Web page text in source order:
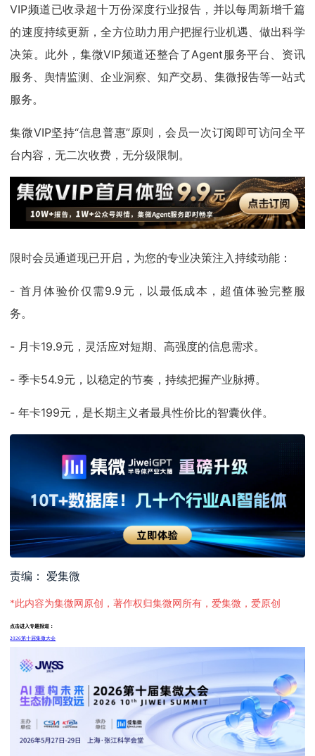
VIP频道已收录超十万份深度行业报告，并以每周新增千篇
的速度持续更新，全方位助力用户把握行业机遇、做出科学
决策。此外，集微VIP频道还整合了Agent服务平台、资讯
服务、舆情监测、企业洞察、知产交易、集微报告等一站式
服务。
集微VIP坚持“信息普惠”原则，会员一次订阅即可访问全平
台内容，无二次收费，无分级限制。
限时会员通道现已开启，为您的专业决策注入持续动能：
- 首月体验价仅需9.9元，以最低成本，超值体验完整服
务。
- 月卡19.9元，灵活应对短期、高强度的信息需求。
- 季卡54.9元，以稳定的节奏，持续把握产业脉搏。
- 年卡199元，是长期主义者最具性价比的智囊伙伴。
责编： 爱集微
*此内容为集微网原创，著作权归集微网所有，爱集微，爱原创
点击进入专题报道：
2026第十届集微大会